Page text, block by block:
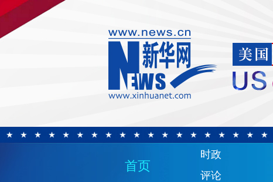
首页
时政
评论